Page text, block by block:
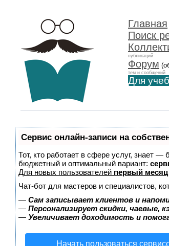
Главная
Поиск
публикаций
Форум
тем и сообщений
Для
Сервис онлайн-записи на
Тот, кто работает в сфере услуг, знает
бюджетный и оптимальный вариант:
Для новых пользователей первый месяц
Чат-бот для мастеров и специалистов,
— Сам записывает клиентов и
— Персонализирует скидки, чаевые,
— Увеличивает доходимость и
Начать пользоваться